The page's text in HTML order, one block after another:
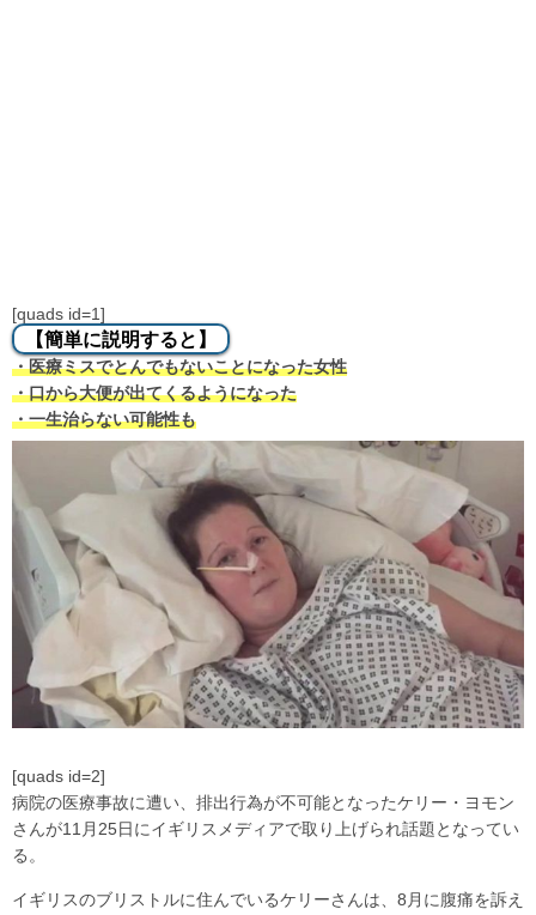
[quads id=1]
【簡単に説明すると】
・医療ミスでとんでもないことになった女性
・口から大便が出てくるようになった
・一生治らない可能性も
[quads id=2]
病院の医療事故に遭い、排出行為が不可能となったケリー・ヨモン
さんが11月25日にイギリスメディアで取り上げられ話題となってい
る。
イギリスのブリストルに住んでいるケリーさんは、8月に腹痛を訴え